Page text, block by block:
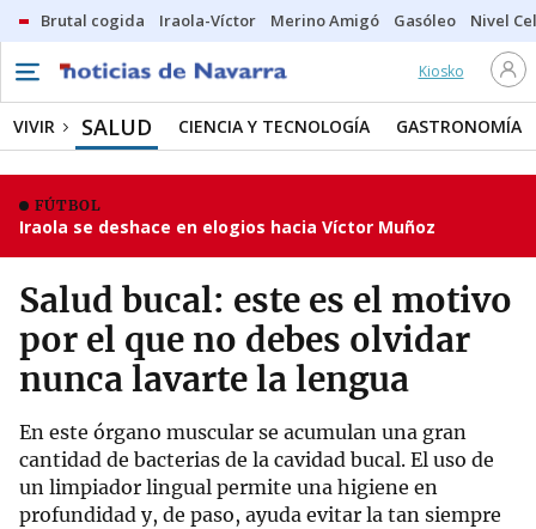
Brutal cogida Iraola-Víctor Merino Amigó Gasóleo Nivel
Kiosko
VIVIR SALUD CIENCIA Y TECNOLOGÍA GASTRONOMÍA
FÚTBOL
Iraola se deshace en elogios hacia Víctor Muñoz
Salud bucal: este es el motivo
por el que no debes olvidar
nunca lavarte la lengua
En este órgano muscular se acumulan una gran
cantidad de bacterias de la cavidad bucal. El uso de
un limpiador lingual permite una higiene en
profundidad y, de paso, ayuda evitar la tan siempre